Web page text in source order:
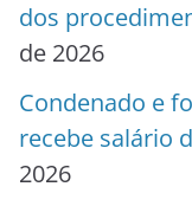
dos
de 2026
Condenado e
recebe salário
2026